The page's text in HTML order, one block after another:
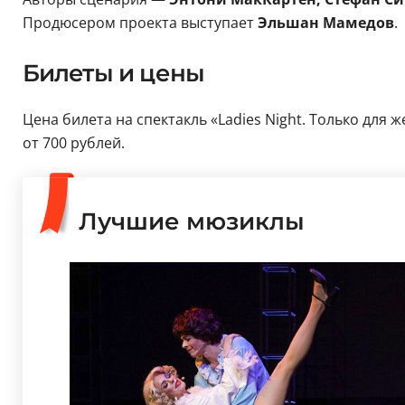
Продюсером проекта выступаетЭльшан Мамедов.
Билеты и цены
Цена билета на спектакль «Ladies Night. Только
от 700 рублей.
Лучшие мюзиклы